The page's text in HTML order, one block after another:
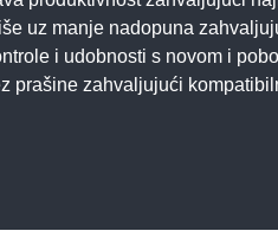
uz manje nadopuna
i udobnosti s novom i
prašine zahvaljujući